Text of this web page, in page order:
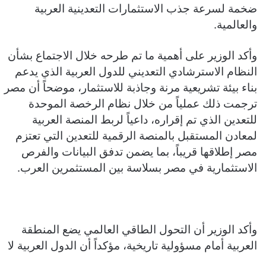
ضخمة لسرعة جذب الاستثمارات التعدينية العربية
والعالمية.
​وأكد الوزير على أهمية ما تم طرحه خلال الاجتماع بشأن
النظام الاسترشادي التعديني للدول العربية الذي يدعم
بناء بيئة تشريعية مرنة وجاذبة للاستثمار، موضحاً أن مصر
ترجمت ذلك عملياً من خلال نظام الرخصة الموحدة
للتعدين الذي تم إقراره، داعياً لربط المنصة العربية
لمعادن المستقبل بالمنصة الرقمية للتعدين التي تعتزم
مصر إطلاقها قريباً، بما يضمن تدفق البيانات والفرص
الاستثمارية في مصر بسلاسة بين المستثمرين العرب.
​وأكد الوزير أن التحول الطاقي العالمي يضع المنطقة
العربية أمام مسؤولية تاريخية، مؤكداً أن الدول العربية لا